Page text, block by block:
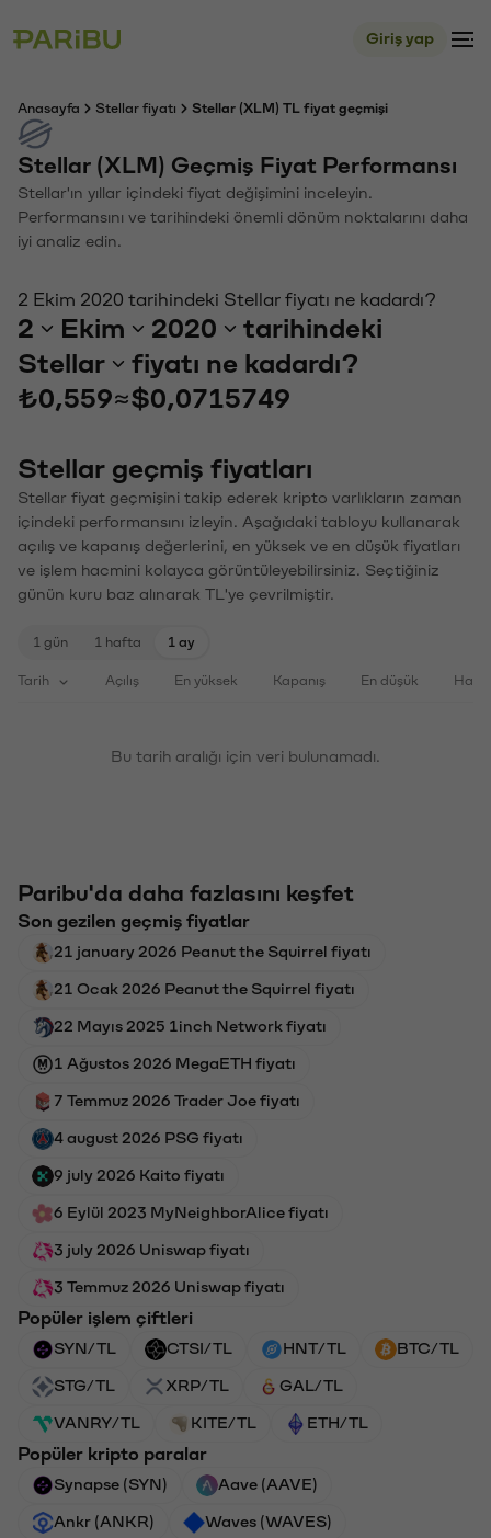
Giriş yap
Anasayfa Stellar fiyatı Stellar (XLM) TL fiyat geçmişi
Stellar (XLM) Geçmiş Fiyat Performansı
Stellar'ın yıllar içindeki fiyat değişimini inceleyin.
Performansını ve tarihindeki önemli dönüm noktalarını daha
iyi analiz edin.
2 Ekim 2020 tarihindeki Stellar fiyatı ne kadardı?
2 Ekim 2020
tarihindeki
Stellar
fiyatı ne kadardı?
₺0,559≈$0,0715749
Stellar geçmiş fiyatları
Stellar fiyat geçmişini takip ederek kripto varlıkların zaman
içindeki performansını izleyin. Aşağıdaki tabloyu kullanarak
açılış ve kapanış değerlerini, en yüksek ve en düşük fiyatları
ve işlem hacmini kolayca görüntüleyebilirsiniz. Seçtiğiniz
günün kuru baz alınarak TL'ye çevrilmiştir.
1 gün 1 hafta 1 ay
Tarih Açılış En yüksek Kapanış En düşük
Bu tarih aralığı için veri bulunamadı.
Paribu'da daha fazlasını keşfet
Son gezilen geçmiş fiyatlar
21 january 2026 Peanut the Squirrel fiyatı
21 Ocak 2026 Peanut the Squirrel fiyatı
22 Mayıs 2025 1inch Network fiyatı
1 Ağustos 2026 MegaETH fiyatı
7 Temmuz 2026 Trader Joe fiyatı
4 august 2026 PSG fiyatı
9 july 2026 Kaito fiyatı
6 Eylül 2023 MyNeighborAlice fiyatı
3 july 2026 Uniswap fiyatı
3 Temmuz 2026 Uniswap fiyatı
Popüler işlem çiftleri
SYN/TL CTSI/TL HNT/TL BTC/TL
STG/TL XRP/TL GAL/TL
VANRY/TL KITE/TL ETH/TL
Popüler kripto paralar
Synapse (SYN) Aave (AAVE)
Ankr (ANKR) Waves (WAVES)